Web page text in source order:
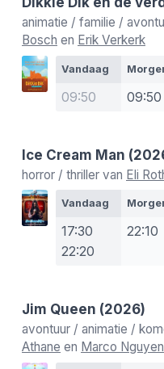
animatie / familie /
Bosch en Erik Verkerk
Vandaag
09:50 09:50
Ice Cream Man
horror / thriller van Eli
Vandaag
17:30
22:20
22:10
Jim Queen (2026)
avontuur / animatie /
Athane en Marco Nguyen